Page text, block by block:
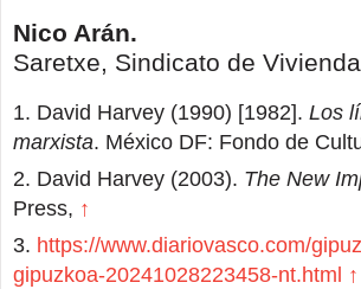
Nico Arán.
Saretxe, Sindicato de
David Harvey (1990) [1982]. Los
marxista. México DF: Fondo de
David Harvey (2003). The New
Press, ↑
https://www.diariovasco.com/
gipuzkoa-20241028223458-nt.html ↑